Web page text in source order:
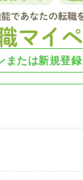
または新規登録